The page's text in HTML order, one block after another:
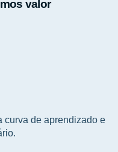
valor
curva de aprendizado e